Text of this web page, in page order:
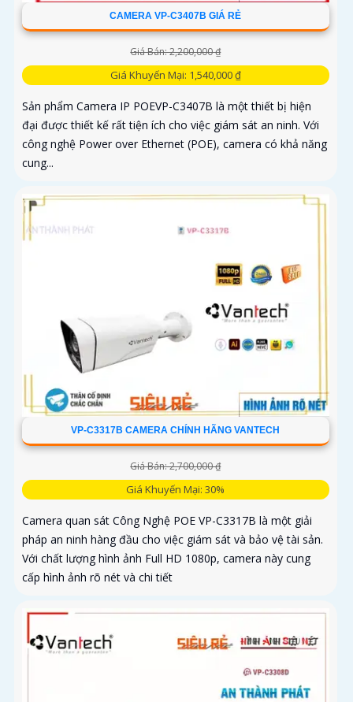
CAMERA VP-C3407B GIÁ RẺ
Giá Bán: 2,200,000 ₫
Giá Khuyến Mại: 1,540,000 ₫
Sản phẩm Camera IP POEVP-C3407B là một thiết bị hiện
đại được thiết kế rất tiện ích cho việc giám sát an ninh. Với
công nghệ Power over Ethernet (POE), camera có khả năng
cung...
VP-C3317B CAMERA CHÍNH HÃNG VANTECH
Giá Bán: 2,700,000 ₫
Giá Khuyến Mại: 30%
Camera quan sát Công Nghệ POE VP-C3317B là một giải
pháp an ninh hàng đầu cho việc giám sát và bảo vệ tài sản.
Với chất lượng hình ảnh Full HD 1080p, camera này cung
cấp hình ảnh rõ nét và chi tiết